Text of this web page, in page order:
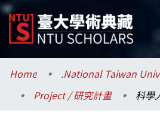
Communities & Collections
Research Outputs
Home
Project / 研究計畫